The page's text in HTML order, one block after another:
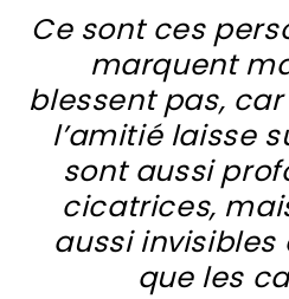
Ce sont ces
marquent
blessent pas,
l’amitié laisse
sont aussi
cicatrices,
aussi
que les